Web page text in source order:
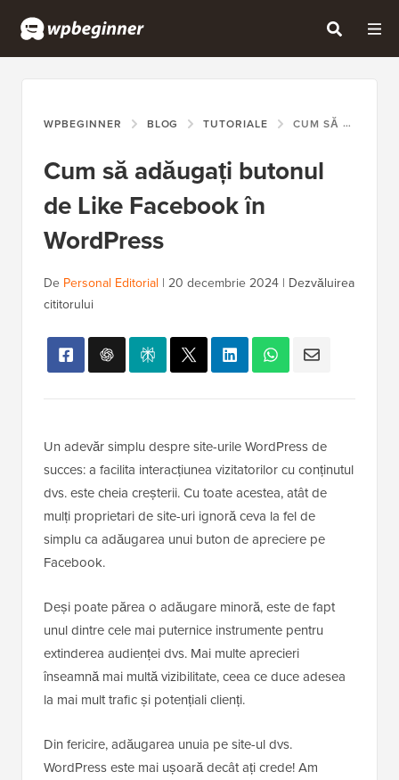
WPBEGINNER BLOG TUTORIALE CUM SĂ ADĂUGAȚI BUTONUL DE LIKE FACEBOOK ÎN WORDPRESS
Cum să adăugați butonul
de Like Facebook în
WordPress
De Personal Editorial | 20 decembrie 2024 | Dezvăluirea
cititorului
Un adevăr simplu despre site-urile WordPress de
succes: a facilita interacțiunea vizitatorilor cu conținutul
dvs. este cheia creșterii. Cu toate acestea, atât de
mulți proprietari de site-uri ignoră ceva la fel de
simplu ca adăugarea unui buton de apreciere pe
Facebook.
Deși poate părea o adăugare minoră, este de fapt
unul dintre cele mai puternice instrumente pentru
extinderea audienței dvs. Mai multe aprecieri
înseamnă mai multă vizibilitate, ceea ce duce adesea
la mai mult trafic și potențiali clienți.
Din fericire, adăugarea unuia pe site-ul dvs.
WordPress este mai ușoară decât ați crede! Am